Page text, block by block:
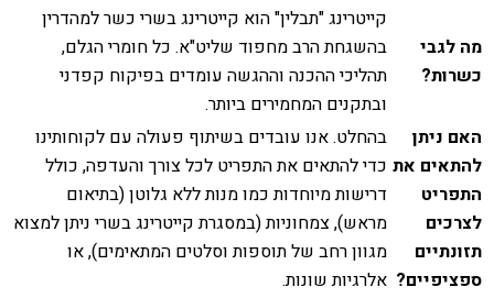
מה לגבי
כשרות?
קייטרינג "תבלין" הוא קייטרינג בשרי כשר למהדרין
בהשגחת הרב מחפוד שליט"א. כל חומרי הגלם,
תהליכי ההכנה וההגשה עומדים בפיקוח קפדני
ובתקנים המחמירים ביותר.
האם ניתן
להתאים את
התפריט
לצרכים
תזונתיים
ספציפיים?
בהחלט. אנו עובדים בשיתוף פעולה עם לקוחותינו
כדי להתאים את התפריט לכל צורך והעדפה, כולל
דרישות מיוחדות כמו מנות ללא גלוטן (בתיאום
מראש), צמחוניות (במסגרת קייטרינג בשרי ניתן למצוא
מגוון רחב של תוספות וסלטים המתאימים), או
אלרגיות שונות.